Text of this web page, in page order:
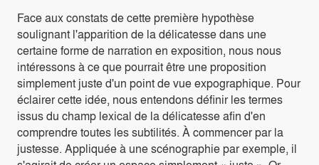
Face aux constats de cette première hypothèse
soulignant l'apparition de la délicatesse dans une
certaine forme de narration en exposition, nous nous
intéressons à ce que pourrait être une proposition
simplement juste d'un point de vue expographique. Pour
éclairer cette idée, nous entendons définir les termes
issus du champ lexical de la délicatesse afin d'en
comprendre toutes les subtilités. À commencer par la
justesse. Appliquée à une scénographie par exemple, il